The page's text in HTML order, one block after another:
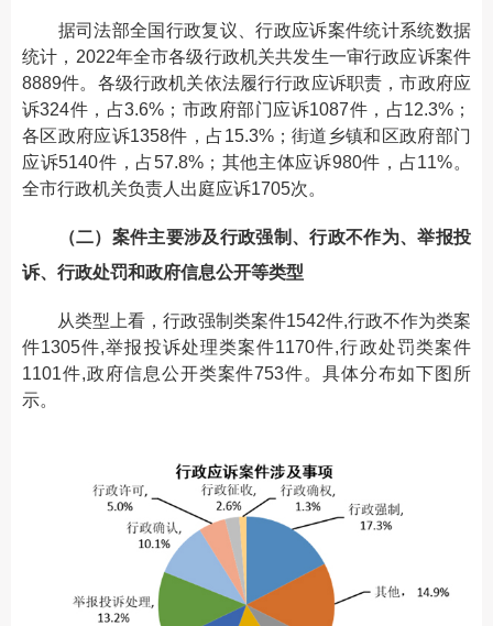
据司法部全国行政复议、行政应诉案件统计系统数据
统计，2022年全市各级行政机关共发生一审行政应诉案件
8889件。各级行政机关依法履行行政应诉职责，市政府应
诉324件，占3.6%；市政府部门应诉1087件，占12.3%；
各区政府应诉1358件，占15.3%；街道乡镇和区政府部门
应诉5140件，占57.8%；其他主体应诉980件，占11%。
全市行政机关负责人出庭应诉1705次。
（二）案件主要涉及行政强制、行政不作为、举报投
诉、行政处罚和政府信息公开等类型
从类型上看，行政强制类案件1542件,行政不作为类案
件1305件,举报投诉处理类案件1170件,行政处罚类案件
1101件,政府信息公开类案件753件。具体分布如下图所
示。